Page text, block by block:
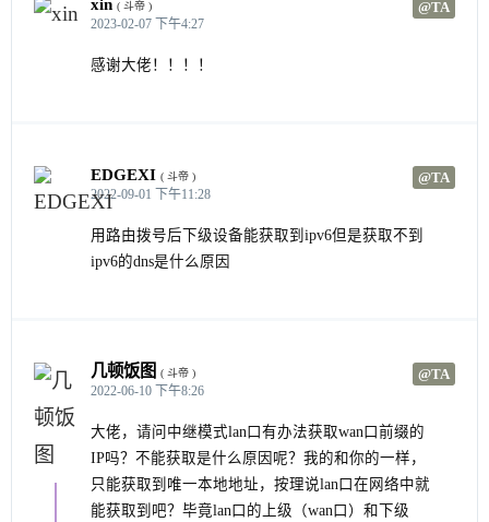
xin @TA
( 斗帝 )
2023-02-07 下午4:27
感谢大佬！！！！
EDGEXI @TA
( 斗帝 )
2022-09-01 下午11:28
用路由拨号后下级设备能获取到ipv6但是获取不到
ipv6的dns是什么原因
几顿饭图 @TA
( 斗帝 )
2022-06-10 下午8:26
大佬，请问中继模式lan口有办法获取wan口前缀的
IP吗？不能获取是什么原因呢？我的和你的一样，
只能获取到唯一本地地址，按理说lan口在网络中就
能获取到吧？毕竟lan口的上级（wan口）和下级